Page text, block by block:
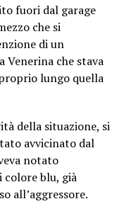
fuori dal garage
che si
di un
Venerina che stava
lungo quella
della situazione, si
avvicinato dal
notato
colore blu, già
all’aggressore.